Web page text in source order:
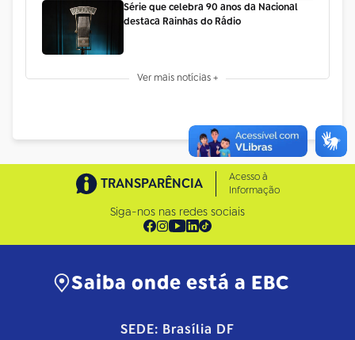
Série que celebra 90 anos da Nacional
destaca Rainhas do Rádio
Ver mais notícias +
TRANSPARÊNCIA
Acesso à
Informação
Siga-nos nas redes sociais
Saiba onde está a EBC
SEDE: Brasília DF